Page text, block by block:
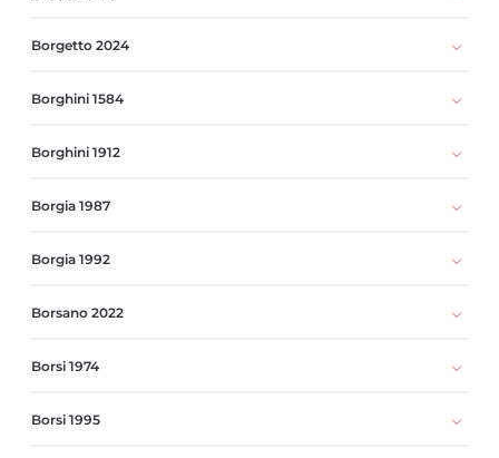
Borgetto 2024
Borghini 1584
Borghini 1912
Borgia 1987
Borgia 1992
Borsano 2022
Borsi 1974
Borsi 1995